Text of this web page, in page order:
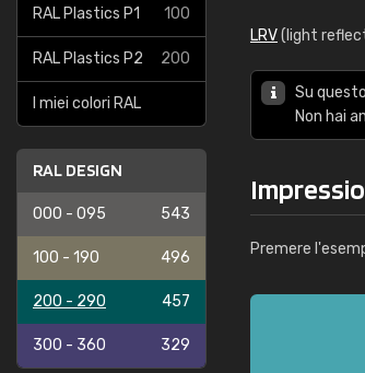
RAL Plastics P1 100
RAL Plastics P2 200
I miei colori RAL
RAL DESIGN
000 - 095 543
100 - 190 496
200 - 290 457
300 - 360 329
LRV(light
Su
Non hai
Premere